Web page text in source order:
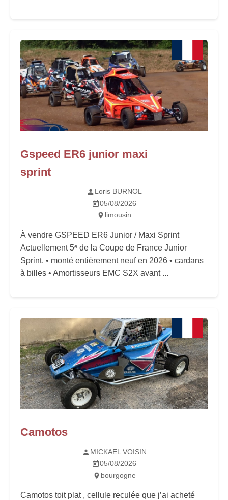
Gspeed ER6 junior maxi
sprint
Loris BURNOL
05/08/2026
limousin
À vendre GSPEED ER6 Junior / Maxi Sprint
Actuellement 5ᵉ de la Coupe de France Junior
Sprint. • monté entièrement neuf en 2026 • cardans
à billes • Amortisseurs EMC S2X avant ...
Camotos
MICKAEL VOISIN
05/08/2026
bourgogne
Camotos toit plat , cellule reculée que j’ai acheté